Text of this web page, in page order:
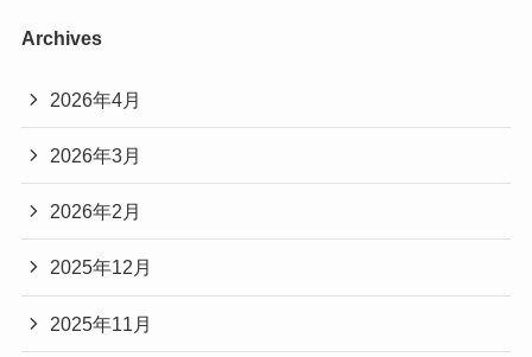
Archives
2026年4月
2026年3月
2026年2月
2025年12月
2025年11月